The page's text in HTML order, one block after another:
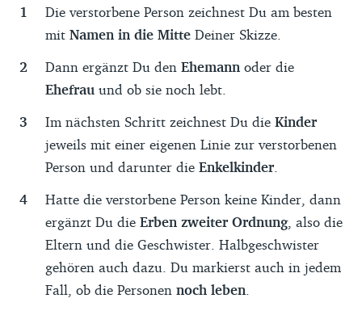
Die verstorbene Person zeichnest Du am besten
mit Namen in die Mitte Deiner Skizze.
Dann ergänzt Du den Ehemann oder die
Ehefrau und ob sie noch lebt.
Im nächsten Schritt zeichnest Du die Kinder
jeweils mit einer eigenen Linie zur verstorbenen
Person und darunter die Enkelkinder
Hatte die verstorbene Person keine Kinder, dann
ergänzt Du die Erben zweiter Ordnung, also die
Eltern und die Geschwister. Halbgeschwister
gehören auch dazu. Du markierst auch in jedem
Fall, ob die Personen noch leben